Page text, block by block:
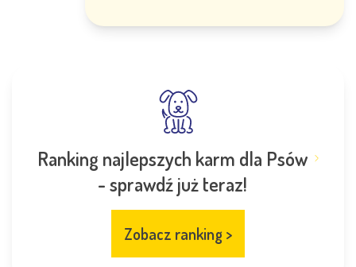
Ranking najlepszych karm dla Psów
- sprawdź już teraz!
Zobacz ranking >